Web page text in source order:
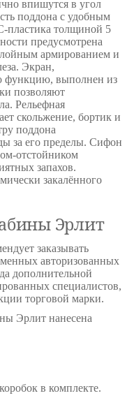
впишутся в угол
поддона с удобным
пластика толщиной 5
предусмотрена
армированием и
Экран,
функцию, выполнен из
позволяют
Рельефная
скольжение, бортик и
поддона
за его пределы. Сифон
отстойником
запахов.
закалённого
Эрлит
заказывать
авторизованных
дополнительной
специалистов,
торговой марки.
Эрлит нанесена
в комплекте.